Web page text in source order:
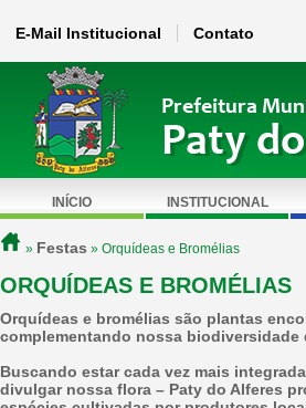
E-Mail Institucional Contato
Prefeitura
Paty
INÍCIO INSTITUCIONAL
» Festas » Orquídeas e Bromélias
ORQUÍDEAS E BROMÉLIAS
Orquídeas e bromélias são plantas
complementando nossa
Buscando estar cada vez mais
divulgar nossa flora – Paty do Alferes